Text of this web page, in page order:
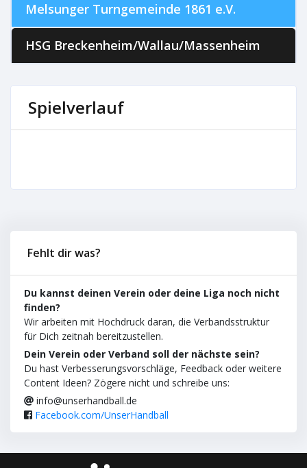
Melsunger Turngemeinde 1861 e.V.
HSG Breckenheim/Wallau/Massenheim
Spielverlauf
Fehlt dir was?
Du kannst deinen Verein oder deine Liga noch nicht
finden?
Wir arbeiten mit Hochdruck daran, die Verbandsstruktur
für Dich zeitnah bereitzustellen.
Dein Verein oder Verband soll der nächste sein?
Du hast Verbesserungsvorschläge, Feedback oder weitere
Content Ideen? Zögere nicht und schreibe uns:
info@unserhandball.de
Facebook.com/UnserHandball